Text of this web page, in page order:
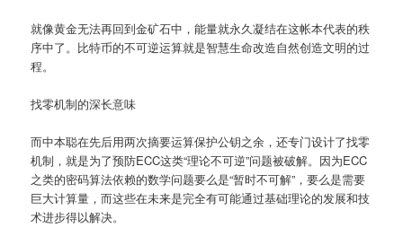
就像黄金无法再回到金矿石中，能量就永久凝结在这帐本代表的秩
序中了。比特币的不可逆运算就是智慧生命改造自然创造文明的过
程。
找零机制的深长意味
而中本聪在先后用两次摘要运算保护公钥之余，还专门设计了找零
机制，就是为了预防ECC这类“理论不可逆”问题被破解。因为ECC
之类的密码算法依赖的数学问题要么是“暂时不可解”，要么是需要
巨大计算量，而这些在未来是完全有可能通过基础理论的发展和技
术进步得以解决。